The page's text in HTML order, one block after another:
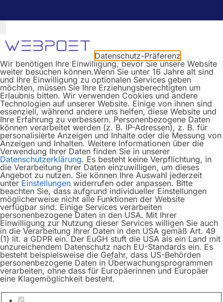
Datenschutz-Präferenz
Wir benötigen Ihre Einwilligung, bevor Sie unsere Website
weiter besuchen können.Wenn Sie unter 16 Jahre alt sind
und Ihre Einwilligung zu optionalen Services geben
möchten, müssen Sie Ihre Erziehungsberechtigten um
Erlaubnis bitten. Wir verwenden Cookies und andere
Technologien auf unserer Website. Einige von ihnen sind
essenziell, während andere uns helfen, diese Website und
Ihre Erfahrung zu verbessern. Personenbezogene Daten
können verarbeitet werden (z. B. IP-Adressen), z. B. für
personalisierte Anzeigen und Inhalte oder die Messung von
Anzeigen und Inhalten. Weitere Informationen über die
Verwendung Ihrer Daten finden Sie in unserer
Datenschutzerklärung. Es besteht keine Verpflichtung, in
die Verarbeitung Ihrer Daten einzuwilligen, um dieses
Angebot zu nutzen. Sie können Ihre Auswahl jederzeit
unter Einstellungen widerrufen oder anpassen. Bitte
beachten Sie, dass aufgrund individueller Einstellungen
möglicherweise nicht alle Funktionen der Website
verfügbar sind. Einige Services verarbeiten
personenbezogene Daten in den USA. Mit Ihrer
Einwilligung zur Nutzung dieser Services willigen Sie auch
in die Verarbeitung Ihrer Daten in den USA gemäß Art. 49
(1) lit. a GDPR ein. Der EuGH stuft die USA als ein Land mit
unzureichendem Datenschutz nach EU-Standards ein. Es
besteht beispielsweise die Gefahr, dass US-Behörden
personenbezogene Daten in Überwachungsprogrammen
verarbeiten, ohne dass für Europäerinnen und Europäer
eine Klagemöglichkeit besteht.